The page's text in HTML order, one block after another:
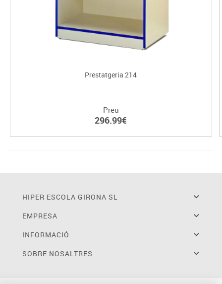
Prestatgeria 214
Preu
296.99€
HIPER ESCOLA GIRONA SL
EMPRESA
INFORMACIÓ
SOBRE NOSALTRES